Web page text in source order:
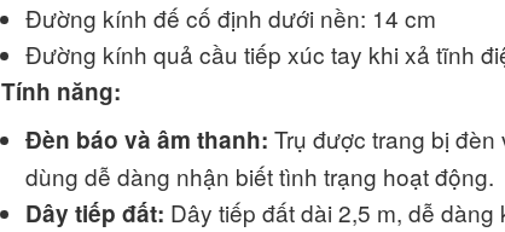
Đường kính đế cố định dưới nền: 14 cm
Đường kính quả cầu tiếp xúc tay khi xả tĩnh
Tính năng:
Đèn báo và âm thanh: Trụ được trang bị
dùng dễ dàng nhận biết tình trạng hoạt động.
Dây tiếp đất: Dây tiếp đất dài 2,5 m, dễ